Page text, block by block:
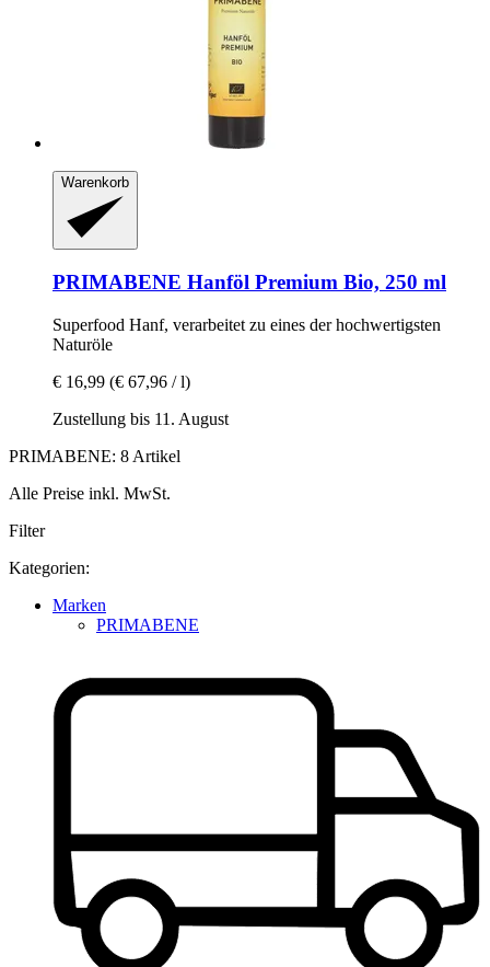
Warenkorb
PRIMABENE Hanföl Premium Bio, 250 ml
Superfood Hanf, verarbeitet zu eines der hochwertigsten
Naturöle
€ 16,99 (€ 67,96 / l)
Zustellung bis 11. August
PRIMABENE: 8 Artikel
Alle Preise inkl. MwSt.
Filter
Kategorien:
Marken
PRIMABENE